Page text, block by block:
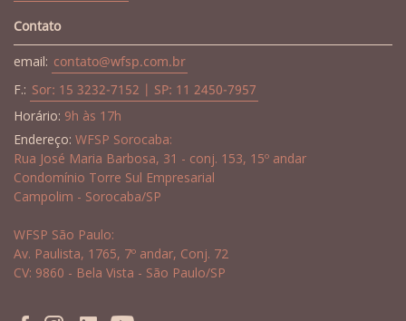
Contato
email: contato@wfsp.com.br
F.: Sor: 15 3232-7152 | SP: 11 2450-7957
Horário: 9h às 17h
Endereço: WFSP Sorocaba:
Rua José Maria Barbosa, 31 - conj. 153, 15º andar
Condomínio Torre Sul Empresarial
Campolim - Sorocaba/SP
WFSP São Paulo:
Av. Paulista, 1765, 7º andar, Conj. 72
CV: 9860 - Bela Vista - São Paulo/SP